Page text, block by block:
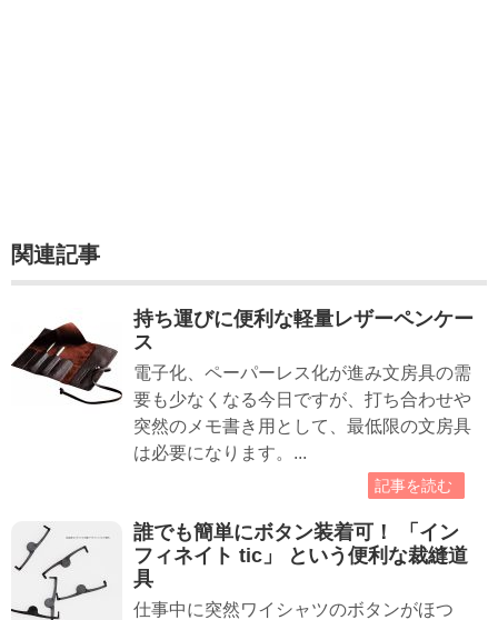
関連記事
持ち運びに便利な軽量レザーペンケー
ス
電子化、ペーパーレス化が進み文房具の需
要も少なくなる今日ですが、打ち合わせや
突然のメモ書き用として、最低限の文房具
は必要になります。...
記事を読む
誰でも簡単にボタン装着可！ 「イン
フィネイト tic」 という便利な裁縫道
具
仕事中に突然ワイシャツのボタンがほつ